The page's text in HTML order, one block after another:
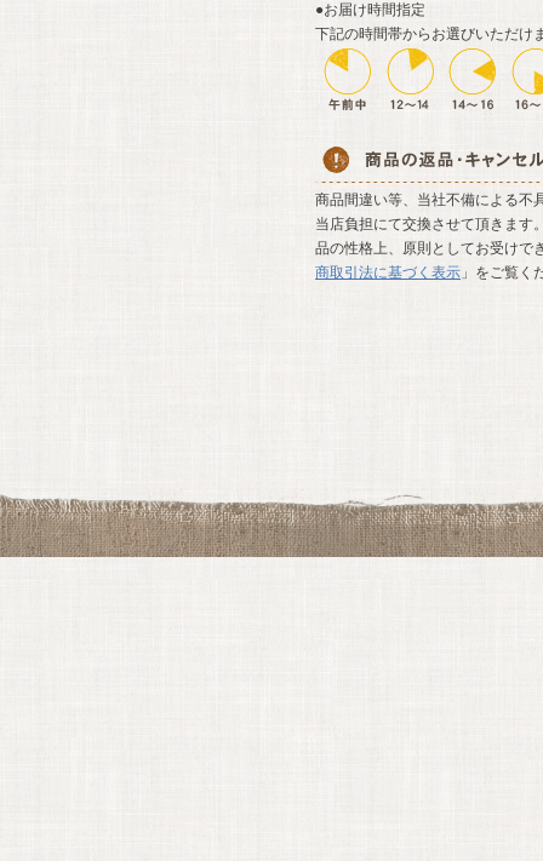
●お届け時間指定
下記の時間帯からお選びいただけ
商品間違い等、当社不備による不
当店負担にて交換させて頂きます
品の性格上、原則としてお受けで
商取引法に基づく表示 」をご覧く